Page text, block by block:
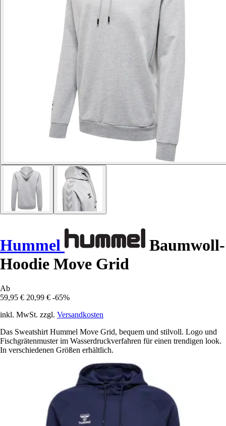
Hummel
Baumwoll-
Hoodie Move Grid
Ab
59,95 € 20,99 € -65%
inkl. MwSt. zzgl. Versandkosten
Das Sweatshirt Hummel Move Grid, bequem und stilvoll. Logo und
Fischgrätenmuster im Wasserdruckverfahren für einen trendigen look.
In verschiedenen Größen erhältlich.